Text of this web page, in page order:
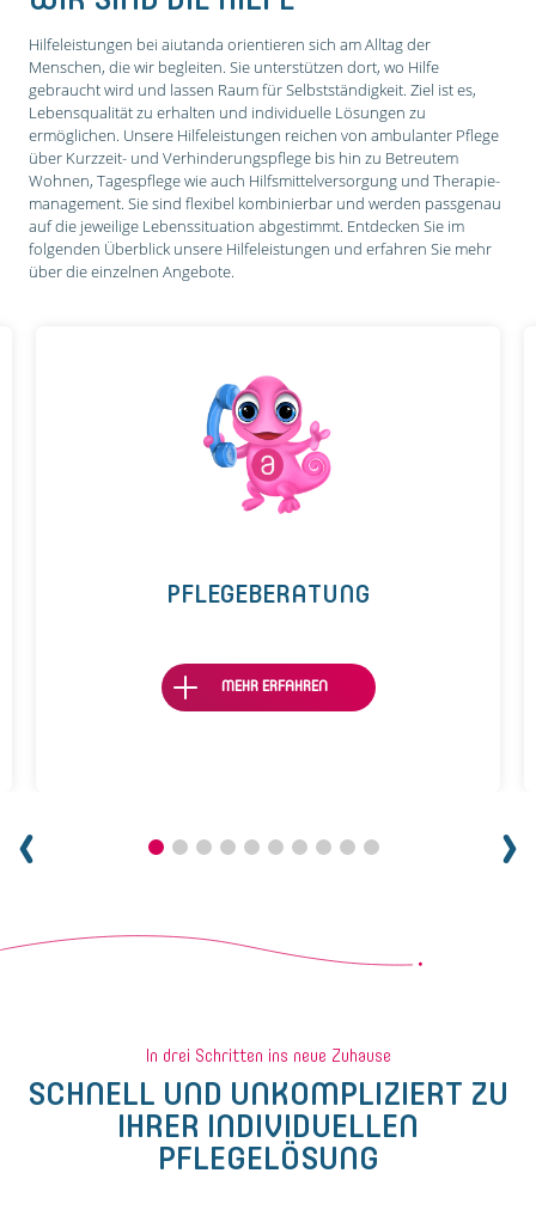
Hilfeleistungen bei aiutanda orientieren sich am Alltag der
Menschen, die wir begleiten. Sie unterstützen dort, wo Hilfe
gebraucht wird und lassen Raum für Selbstständigkeit. Ziel ist es,
Lebensqualität zu erhalten und individuelle Lösungen zu
ermöglichen. Unsere Hilfeleistungen reichen von ambulanter Pflege
über Kurzzeit- und Verhinderungs­pflege bis hin zu Betreutem
Wohnen, Tagespflege wie auch Hilfsmittel­versorgung und Therapie­
management. Sie sind flexibel kombinierbar und werden passgenau
auf die jeweilige Lebenssituation abgestimmt. Entdecken Sie im
folgenden Überblick unsere Hilfeleistungen und erfahren Sie mehr
über die einzelnen Angebote.
PFLEGEBERATUNG
MEHR ERFAHREN
In drei Schritten ins neue Zuhause
SCHNELL UND UNKOMPLIZIERT ZU
IHRER INDIVIDUELLEN
PFLEGELÖSUNG